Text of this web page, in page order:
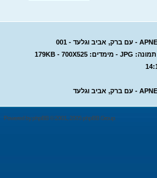
Powered byphpBB© 2001, 2005 phpBB Group